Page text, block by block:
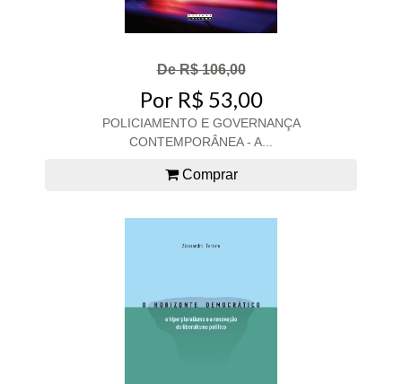
De R$ 106,00
Por R$ 53,00
POLICIAMENTO E GOVERNANÇA
CONTEMPORÂNEA - A...
Comprar